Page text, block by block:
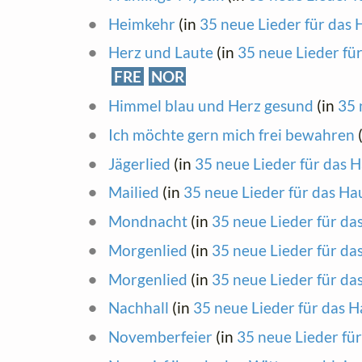
Heimkehr (in 35 neue Lieder für das
Herz und Laute(in 35 neue Lieder
FRE
NOR
Himmel blau und Herz gesund (in 35
Ich möchte gern mich frei bewahren
Jägerlied (in 35 neue Lieder für das
Mailied (in 35 neue Lieder für das
Mondnacht(in 35 neue Lieder für
Morgenlied (in 35 neue Lieder für
Morgenlied (in 35 neue Lieder für
Nachhall (in 35 neue Lieder für das
Novemberfeier (in 35 neue Lieder